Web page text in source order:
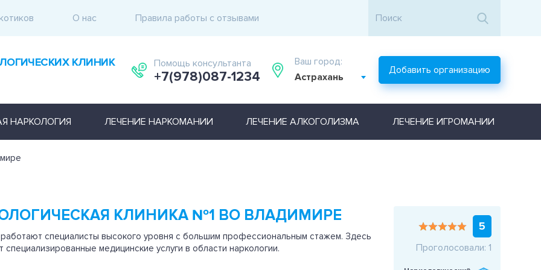
О нас Правила работы с отзывами
КЛИНИК Помощь консультанта
+7(978)087-1234
Ваш город:
Астрахань
Добавить организацию
НАРКОЛОГИЯ ЛЕЧЕНИЕ НАРКОМАНИИ ЛЕЧЕНИЕ АЛКОГОЛИЗМА ЛЕЧЕНИЕ ИГРОМАНИИ
КЛИНИКА №1 ВО ВЛАДИМИРЕ
работают специалисты высокого уровня с большим профессиональным стажем. Здесь
специализированные медицинские услуги в области наркологии.
5
Проголосовали: 1